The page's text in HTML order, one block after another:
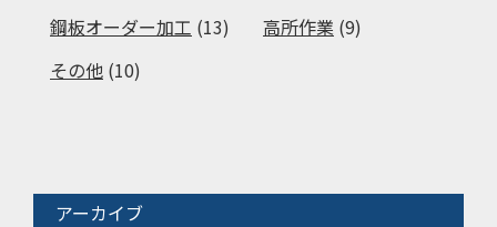
鋼板オーダー加工 (13) 高所作業 (9)
その他 (10)
アーカイブ